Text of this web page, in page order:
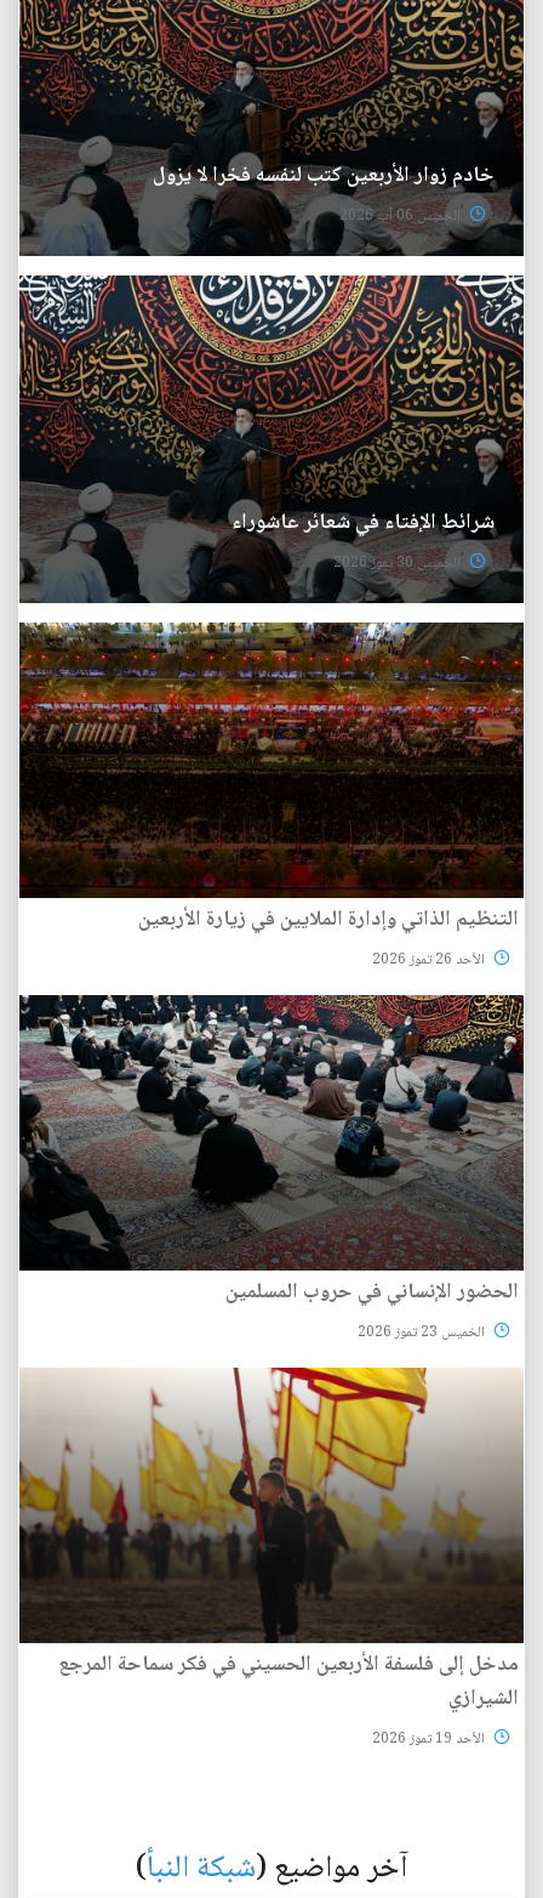
خادم زوار الأربعين كتب لنفسه فخرا لا يزول
الخميس 06 آب 2026
شرائط الإفتاء في شعائر عاشوراء
الخميس 30 تموز 2026
التنظيم الذاتي وإدارة الملايين في زيارة الأربعين
الأحد 26 تموز 2026
الحضور الإنساني في حروب المسلمين
الخميس 23 تموز 2026
مدخل إلى فلسفة الأربعين الحسيني في فكر سماحة المرجع
الشيرازي
الأحد 19 تموز 2026
آخر مواضيع (شبكة النبأ)